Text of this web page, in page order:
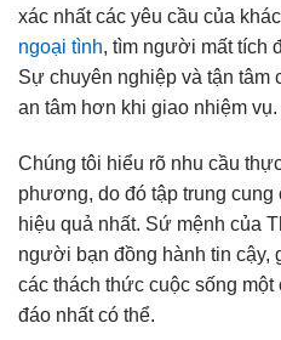
xác nhất các yêu cầu của
ngoại tình, tìm người mất tích
Sự chuyên nghiệp và tận tâm
an tâm hơn khi giao nhiệm vụ.
Chúng tôi hiểu rõ nhu cầu
phương, do đó tập trung
hiệu quả nhất. Sứ mệnh của
người bạn đồng hành tin cậy,
các thách thức cuộc sống
đáo nhất có thể.